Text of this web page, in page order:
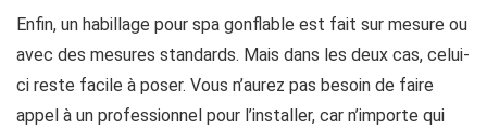
Enfin, un habillage pour spa gonflable est fait sur mesure ou
avec des mesures standards. Mais dans les deux cas, celui-
ci reste facile à poser. Vous n’aurez pas besoin de faire
appel à un professionnel pour l’installer, car n’importe qui